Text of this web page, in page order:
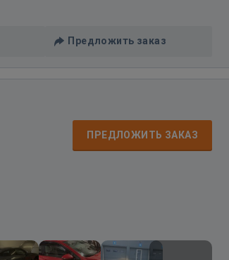
Предложить заказ
ПРЕДЛОЖИТЬ ЗАКАЗ